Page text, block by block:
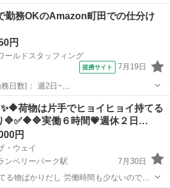
んな楽チンな仕事なので女子率が高～い弊社😄 💛💛💛女子でも楽...
グランベリーパーク駅 配送
勤務OKのAmazon町田での仕分け
円
ールドスタッフィング
提携サイト 7月19日
22:00~08:00 月/火/水/木/金/土/
選べます [勤務地・最寄駅]： 東京...
荷物は片手でヒョイヒョイ持てる
🔷✅🔶🔷実働６時間💗週休２日…
円
・ウェイ
ンベリーパーク駅
7月30日
る物ばかりだし 労働時間も少ないので女